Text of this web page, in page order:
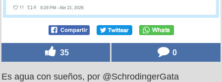
35 0
Es agua con sueños, por @SchrodingerGata